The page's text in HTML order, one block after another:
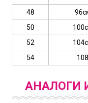
48
50
52
54
108
АНАЛОГИ